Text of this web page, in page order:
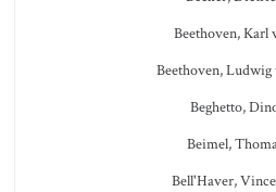
Beethoven, Karl
Beethoven, Ludwig
Beghetto,
Beimel,
Bell'Haver,